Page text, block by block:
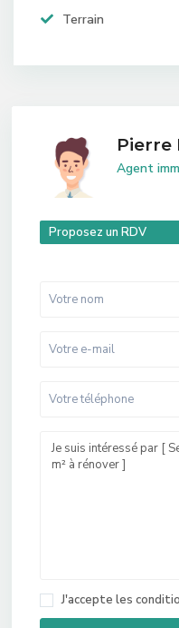
Terrain
Pierre
Agent
Proposez un RDV
J'accepte les